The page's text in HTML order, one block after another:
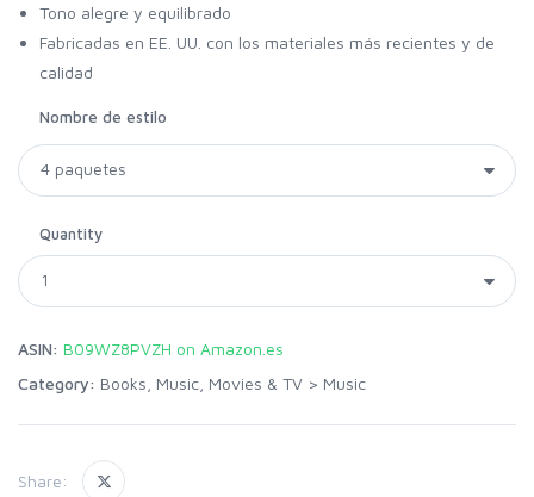
Tono alegre y equilibrado
Fabricadas en EE. UU. con los materiales más recientes y de
calidad
Nombre de estilo
Quantity
ASIN: B09WZ8PVZH on Amazon.es
Category: Books, Music, Movies & TV > Music
Share: